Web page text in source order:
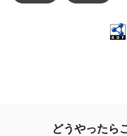
どうやったら